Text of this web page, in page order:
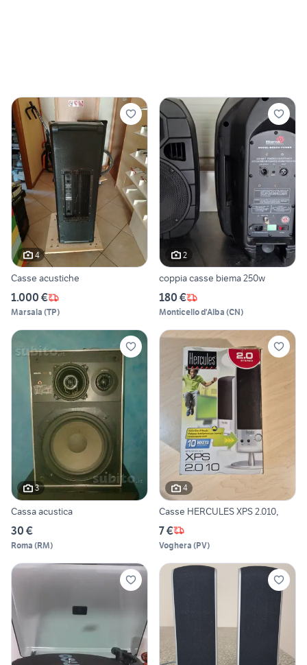
4
Casse acustiche
1.000 €
Marsala (TP)
2
coppia casse biema 250w
180 €
Monticello d'Alba (CN)
3
Cassa acustica
30 €
Roma (RM)
4
Casse HERCULES XPS 2.010,
7 €
Voghera (PV)